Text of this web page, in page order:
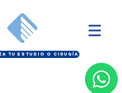
TU ESTUDIO O CIRUGÍA